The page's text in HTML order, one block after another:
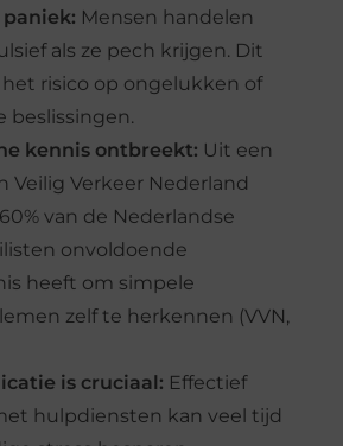
paniek: Mensen handelen
als ze pech krijgen. Dit
risico op ongelukken of
beslissingen.
kennis ontbreekt: Uit een
Veilig Verkeer Nederland
van de Nederlandse
onvoldoende
heeft om simpele
zelf te herkennen (VVN,
is cruciaal: Effectief
hulpdiensten kan veel tijd